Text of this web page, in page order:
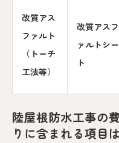
改質アス
ファルト
（トーチ
工法等）
改質アスフ
ァルトシー
ト
陸屋根防水工事の
りに含まれる項目